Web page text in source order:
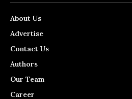
About Us
Advertise
Contact Us
Authors
Our Team
Career